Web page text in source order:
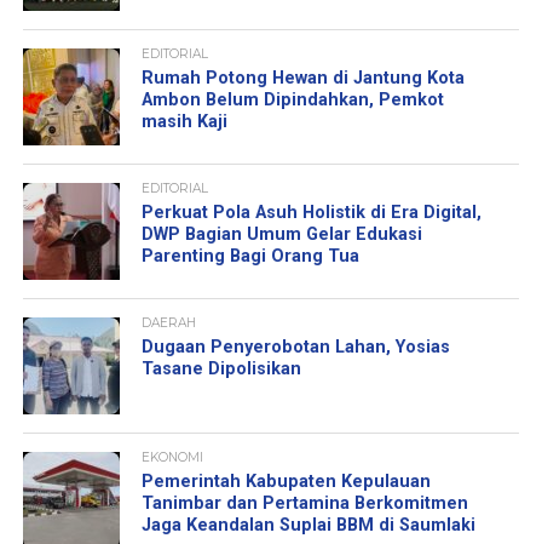
EDITORIAL
Rumah Potong Hewan di Jantung Kota
Ambon Belum Dipindahkan, Pemkot
masih Kaji
EDITORIAL
Perkuat Pola Asuh Holistik di Era Digital,
DWP Bagian Umum Gelar Edukasi
Parenting Bagi Orang Tua
DAERAH
Dugaan Penyerobotan Lahan, Yosias
Tasane Dipolisikan
EKONOMI
Pemerintah Kabupaten Kepulauan
Tanimbar dan Pertamina Berkomitmen
Jaga Keandalan Suplai BBM di Saumlaki